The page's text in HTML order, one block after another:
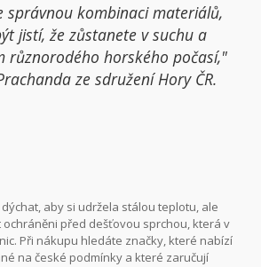
správnou kombinaci materiálů,
jistí, že zůstanete v suchu a
různorodého horského počasí,"
ze sdružení Hory ČR.
aby si udržela stálou teplotu, ale
před dešťovou sprchou, která v
Při nákupu hledáte značky, které nabízí
na české podmínky a které zaručují